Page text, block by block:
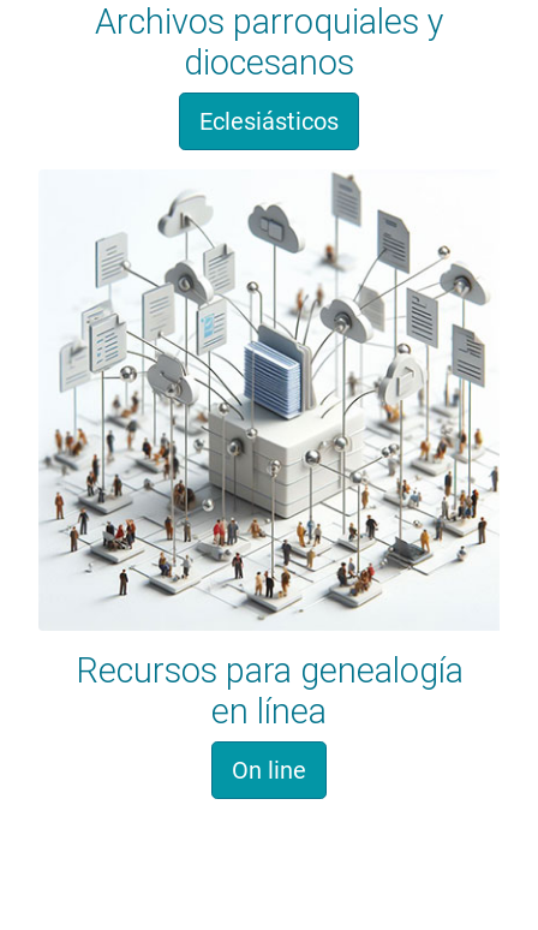
Archivos parroquiales y
diocesanos
Eclesiásticos
Recursos para genealogía
en línea
On line